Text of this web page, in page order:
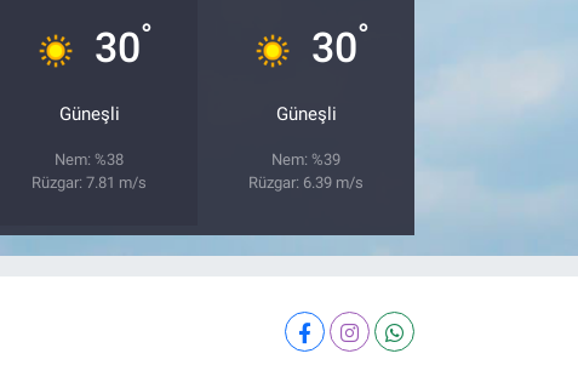
30°
Güneşli
Nem: %38
Rüzgar: 7.81 m/s
30°
Güneşli
Nem: %39
Rüzgar: 6.39 m/s